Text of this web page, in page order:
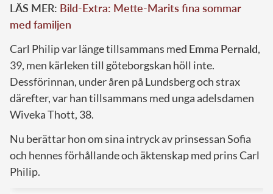
LÄS MER: Bild-Extra: Mette-Marits fina sommar
med familjen
Carl Philip var länge tillsammans med Emma Pernald,
39, men kärleken till göteborgskan höll inte.
Dessförinnan, under åren på Lundsberg och strax
därefter, var han tillsammans med unga adelsdamen
Wiveka Thott, 38.
Nu berättar hon om sina intryck av prinsessan Sofia
och hennes förhållande och äktenskap med prins Carl
Philip.